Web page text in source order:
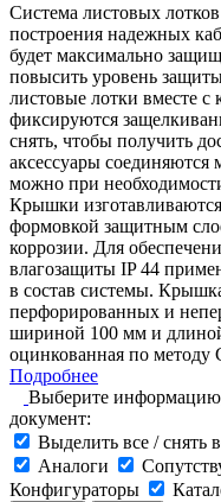
Система листовых
построения надежных
будет максимально
повысить уровень
листовые лотки вместе
фиксируются
снять, чтобы получить
аксессуары
можно при
Крышки
формовкой защитным
коррозии. Для
влагозащиты IP 44
в состав системы.
перфорированных и
шириной 100 мм и
оцинкованная по методу
Подробнее
Выберите
документ:
Выделить все / снять
Аналоги
Конфигураторы